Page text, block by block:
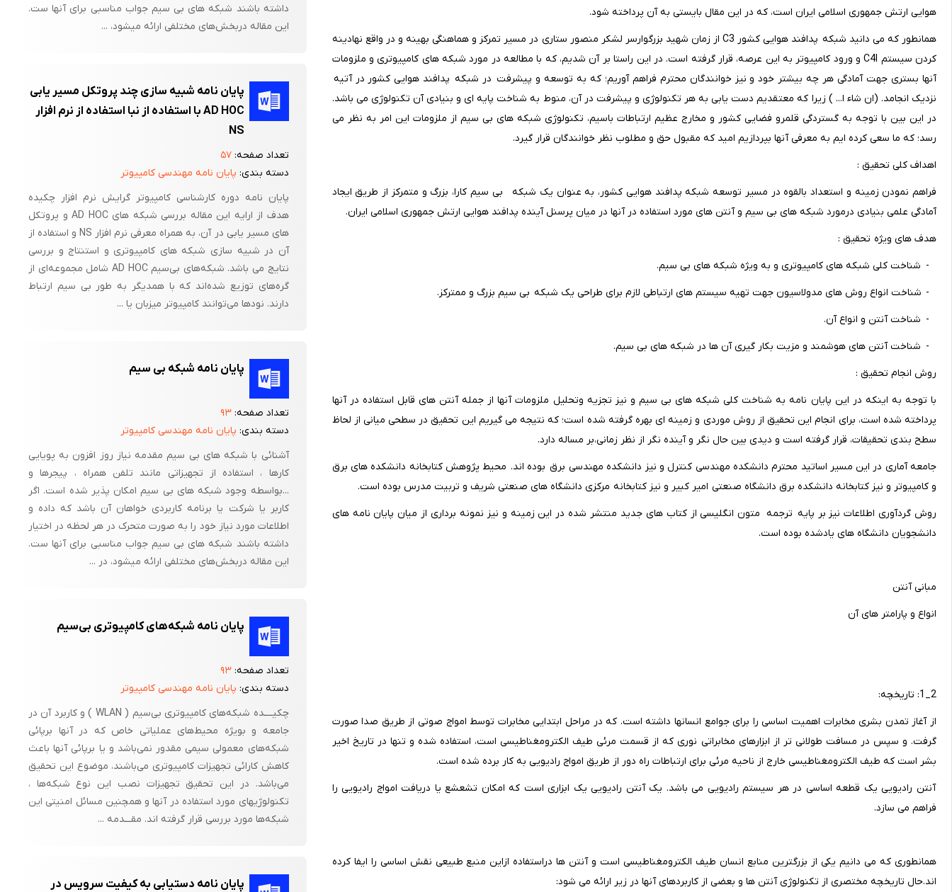
هوایی ارتش جمهوری اسلامی ایران است، که در این مقال بایستی به آن پرداخته شود.
همانطور که می دانید شبکه پدافند هوایی کشور C3 از زمان شهید بزرگوارسر لشکر منصور ستاری در مسیر تمرکز و هماهنگی بهینه و در واقع نهادینه
کردن سیستم C4I و ورود کامپیوتر به این عرصه، قرار گرفته است. در این راستا بر آن شدیم، که با مطالعه در مورد شبکه های کامپیوتری و ملزومات
آنها بستری جهت آمادگی هر چه بیشتر خود و نیز خوانندگان محترم فراهم آوریم؛ که به توسعه و پیشرفت در شبکه پدافند هوایی کشور در آتیه
نزدیک انجامد. (ان شاء ا... ) زیرا که معتقدیم دست یابی به هر تکنولوژی و پیشرفت در آن، منوط به شناخت پایه ای و بنیادی آن تکنولوژی می باشد.
در این بین با توجه به گستردگی قلمرو فضایی کشور و مخارج عظیم ارتباطات باسیم، تکنولوژی شبکه های بی سیم از ملزومات این امر به نظر می
رسد؛ که ما سعی کرده ایم به معرفی آنها بپردازیم امید که مقبول حق و مطلوب نظر خوانندگان قرار گیرد.
اهداف کلی تحقیق :
فراهم نمودن زمینه و استعداد بالقوه در مسیر توسعه شبکه پدافند هوایی کشور، به عنوان یک شبکه بی سیم کارا، بزرگ و متمرکز از طریق ایجاد
آمادگی علمی بنیادی درمورد شبکه های بی سیم و آنتن های مورد استفاده در آنها در میان پرسنل آینده پدافند هوایی ارتش جمهوری اسلامی ایران.
هدف های ویژه تحقیق :
- شناخت کلی شبکه های کامپیوتری و به ویژه شبکه های بی سیم.
- شناخت انواع روش های مدولاسیون جهت تهیه سیستم های ارتباطی لازم برای طراحی یک شبکه بی سیم بزرگ و ممترکز.
- شناخت آنتن و انواع آن.
- شناخت آنتن های هوشمند و مزیت بکار گیری آن ها در شبکه های بی سیم.
روش انجام تحقیق :
با توجه به اینکه در این پایان نامه به شناخت کلی شبکه های بی سیم و نیز تجزیه وتحلیل ملزومات آنها از جمله آنتن های قابل استفاده در آنها
پرداخته شده است، برای انجام این تحقیق از روش موردی و زمینه ای بهره گرفته شده است؛ که نتیجه می گیریم این تحقیق در سطحی میانی از لحاظ
سطح بندی تحقیقات، قرار گرفته است و دیدی بین حال نگر و آینده نگر از نظر زمانی،بر مساله دارد.
جامعه آماری در این مسیر اساتید محترم دانشکده مهندسی کنترل و نیز دانشکده مهندسی برق بوده اند. محیط پژوهش کتابخانه دانشکده های برق
و کامپیوتر و نیز کتابخانه دانشکده برق دانشگاه صنعتی امیر کبیر و نیز کتابخانه مرکزی دانشگاه های صنعتی شریف و تربیت مدرس بوده است.
روش گردآوری اطلاعات نیز بر پایه ترجمه متون انگلیسی از کتاب های جدید منتشر شده در این زمینه و نیز نمونه برداری از میان پایان نامه های
دانشجویان دانشگاه های یادشده بوده است.
مبانی آنتن
انواع و پارامتر های آن
2_1: تاریخچه:
از آغاز تمدن بشری مخابرات اهمیت اساسی را برای جوامع انسانها داشته است. که در مراحل ابتدایی مخابرات توسط امواج صوتی از طریق صدا صورت
گرفت. و سپس در مسافت طولانی تر از ابزارهای مخابراتی نوری که از قسمت مرئی طیف الکترومغناطیسی است، استفاده شده و تنها در تاریخ اخیر
بشر است که طیف الکترومغناطیسی خارج از ناحیه مرئی برای ارتباطات راه دور از طریق امواج رادیویی به کار برده شده است.
آنتن رادیویی یک قطعه اساسی در هر سیستم رادیویی می باشد. یک آنتن رادیویی یک ابزاری است که امکان تشعشع یا دریافت امواج رادیویی را
فراهم می سازد.
همانطوری که می دانیم یکی از بزرگترین منابع انسان طیف الکترومغناطیسی است و آنتن ها دراستفاده ازاین منبع طبیعی نقش اساسی را ایفا کرده
اند.حال تاریخچه مختصری از تکنولوژی آنتن ها و بعضی از کاربردهای آنها در زیر ارائه می شود:
داشته باشند شبکه های بی سیم جواب مناسبی برای آنها ست.
این مقاله دربخش‌های مختلفی ارائه میشود، ...
پایان نامه شبیه سازی چند پروتکل مسیر یابی
AD HOC با استفاده از نبا استفاده از نرم افزار
NS
تعداد صفحه:۵۷
دسته بندی: پایان نامه مهندسی کامپیوتر
پایان نامه دوره کارشناسی کامپیوتر گرایش نرم افزار چکیده
هدف از ارایه این مقاله بررسی شبکه های AD HOC و پروتکل
های مسیر یابی در آن، به همراه معرفی نرم افزار NS و استفاده از
آن در شبیه سازی شبکه های کامپیوتری و استنتاج و بررسی
نتایج می باشد. شبکه‌های بی‌سیم AD HOC شامل مجموعه‌ای از
گره‌های توزیع شده‌اند که با همدیگر به طور بی سیم ارتباط
دارند. نودها می‌توانند کامپیوتر میزبان یا ...
پایان نامه شبکه بی سیم
تعداد صفحه:۹۳
دسته بندی: پایان نامه مهندسی کامپیوتر
آشنائی با شبکه های بی سیم مقدمه نیاز روز افزون به پویایی
کارها ، استفاده از تجهیزاتی مانند تلفن همراه ، پیجرها و
...بواسطه وجود شبکه های بی سیم امکان پذیر شده است. اگر
کاربر یا شرکت یا برنامه کاربردی خواهان آن باشد که داده و
اطلاعات مورد نیاز خود را به صورت متحرک در هر لحظه در اختیار
داشته باشند شبکه های بی سیم جواب مناسبی برای آنها ست.
این مقاله دربخش‌های مختلفی ارائه میشود، در ...
پایان نامه شبکه‌های کامپیوتری بی‌سیم
تعداد صفحه:۹۳
دسته بندی: پایان نامه مهندسی کامپیوتر
چکیــــده شبکه‌های کامپیوتری بی‌سیم ( WLAN ) و کاربرد آن در
جامعه و بویژه محیط‌های عملیاتی خاص که در آنها برپائی
شبکه‌های معمولی سیمی مقدور نمی‌باشد و یا برپائی آنها باعث
کاهش کارائی تجهیزات کامپیوتری می‌باشند، موضوع این تحقیق
می‌باشد. در این تحقیق تجهیزات نصب این نوع شبکه‌ها ،
تکنولوژیهای مورد استفاده در آنها و همچنین مسائل امنیتی این
شبکه‌ها مورد بررسی قرار گرفته اند. مقـــدمه ...
پایان نامه دستیابی به کیفیت سرویس در